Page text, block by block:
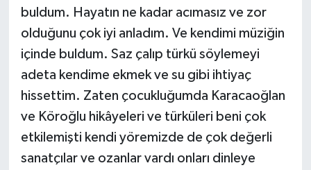
buldum. Hayatın ne kadar acımasız ve zor
olduğunu çok iyi anladım. Ve kendimi müziğin
içinde buldum. Saz çalıp türkü söylemeyi
adeta kendime ekmek ve su gibi ihtiyaç
hissettim. Zaten çocukluğumda Karacaoğlan
ve Köroğlu hikâyeleri ve türküleri beni çok
etkilemişti kendi yöremizde de çok değerli
sanatçılar ve ozanlar vardı onları dinleye